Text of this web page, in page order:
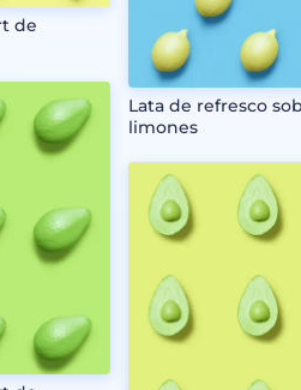
de
Lata de refresco
limones